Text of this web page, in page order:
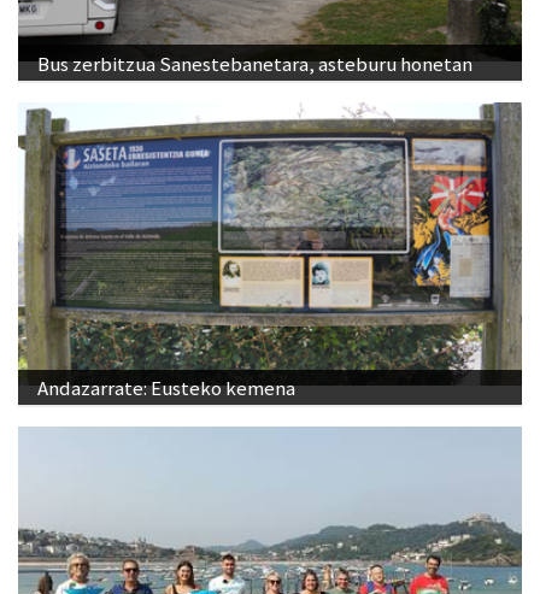
Bus zerbitzua Sanestebanetara, asteburu honetan
Andazarrate: Eusteko kemena